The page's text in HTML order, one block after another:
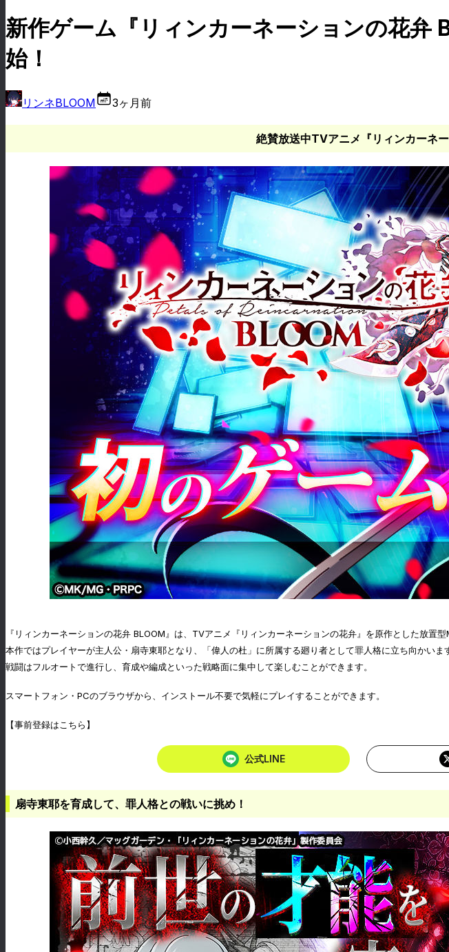
新作ゲーム『リィンカーネーションの花弁
始！
リンネBLOOM 3ヶ月前
絶賛放送中TVアニメ『リィンカーネ
『リィンカーネーションの花弁 BLOOM』は、TVアニメ『リィンカーネーションの花弁』を原作とした放置型
本作ではプレイヤーが主人公・扇寺東耶となり、「偉人の杜」に所属する廻り者として罪人格に立ち向かいま
戦闘はフルオートで進行し、育成や編成といった戦略面に集中して楽しむことができます。
スマートフォン・PCのブラウザから、インストール不要で気軽にプレイすることができます。
【事前登録はこちら】
公式LINE
扇寺東耶を育成して、罪人格との戦いに挑め！